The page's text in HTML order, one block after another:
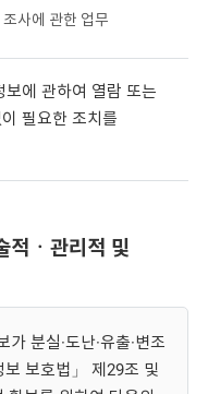
사에 관한 업무
에 관하여 열람 또는
필요한 조치를
적ㆍ관리적 및
분실·도난·유출·변조
보호법」 제29조 및